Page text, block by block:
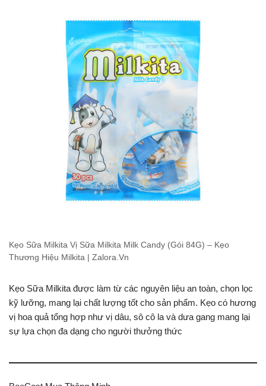
Kẹo Sữa Milkita Vị Sữa Milkita Milk Candy (Gói 84G) – Kẹo
Thương Hiệu Milkita | Zalora.Vn
Kẹo Sữa Milkita được làm từ các nguyên liệu an toàn, chọn lọc
kỹ lưỡng, mang lại chất lượng tốt cho sản phẩm. Kẹo có hương
vị hoa quả tổng hợp như vị dâu, sô cô la và dưa gang mang lại
sự lựa chọn đa dạng cho người thưởng thức